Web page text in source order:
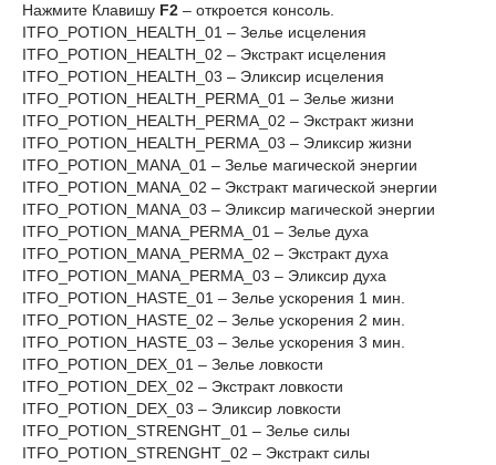
Нажмите Клавишу F2 – откроется консоль.
ITFO_POTION_HEALTH_01 – Зелье исцеления
ITFO_POTION_HEALTH_02 – Экстракт исцеления
ITFO_POTION_HEALTH_03 – Эликсир исцеления
ITFO_POTION_HEALTH_PERMA_01 – Зелье жизни
ITFO_POTION_HEALTH_PERMA_02 – Экстракт жизни
ITFO_POTION_HEALTH_PERMA_03 – Эликсир жизни
ITFO_POTION_MANA_01 – Зелье магической энергии
ITFO_POTION_MANA_02 – Экстракт магической энергии
ITFO_POTION_MANA_03 – Эликсир магической энергии
ITFO_POTION_MANA_PERMA_01 – Зелье духа
ITFO_POTION_MANA_PERMA_02 – Экстракт духа
ITFO_POTION_MANA_PERMA_03 – Эликсир духа
ITFO_POTION_HASTE_01 – Зелье ускорения 1 мин.
ITFO_POTION_HASTE_02 – Зелье ускорения 2 мин.
ITFO_POTION_HASTE_03 – Зелье ускорения 3 мин.
ITFO_POTION_DEX_01 – Зелье ловкости
ITFO_POTION_DEX_02 – Экстракт ловкости
ITFO_POTION_DEX_03 – Эликсир ловкости
ITFO_POTION_STRENGHT_01 – Зелье силы
ITFO_POTION_STRENGHT_02 – Экстракт силы